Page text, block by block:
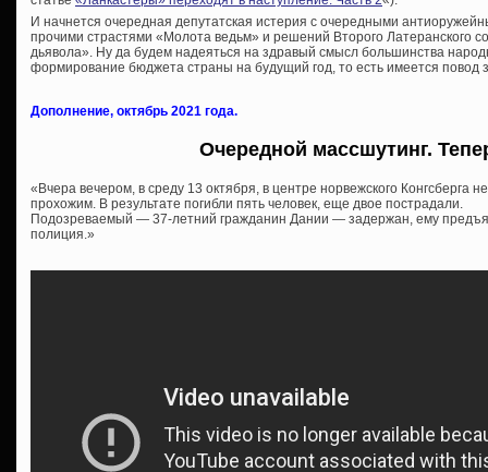
И начнется очередная депутатская истерия с очередными
прочими страстями «Молота ведьм» и решений Второго Латеранского
дьявола». Ну да будем надеяться на здравый смысл большинства
формирование бюджета страны на будущий год, то есть имеется повод
Дополнение, октябрь 2021 года.
Очередной массшутинг.
«Вчера вечером, в среду 13 октября, в центре норвежского Конгсберга
прохожим. В результате погибли пять человек, еще двое пострадали.
Подозреваемый — 37-летний гражданин Дании — задержан, ему
полиция.»